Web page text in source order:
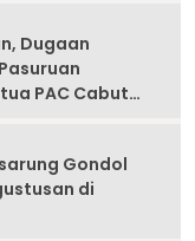
Dugaan
PAC Cabut
Gondol
di